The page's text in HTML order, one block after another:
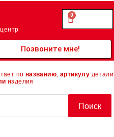
0.00
0
Cart
Позвоните мне!
по названию артикулу детали
изделия
Поиск